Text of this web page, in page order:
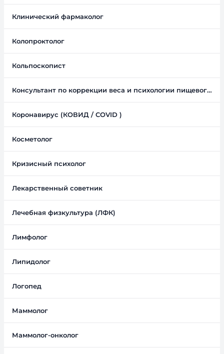
Клинический фармаколог
Колопроктолог
Кольпоскопист
Консультант по коррекции веса и психологии пищевого поведения
Коронавирус (КОВИД / COVID )
Косметолог
Кризисный психолог
Лекарственный советник
Лечебная физкультура (ЛФК)
Лимфолог
Липидолог
Логопед
Маммолог
Маммолог-онколог